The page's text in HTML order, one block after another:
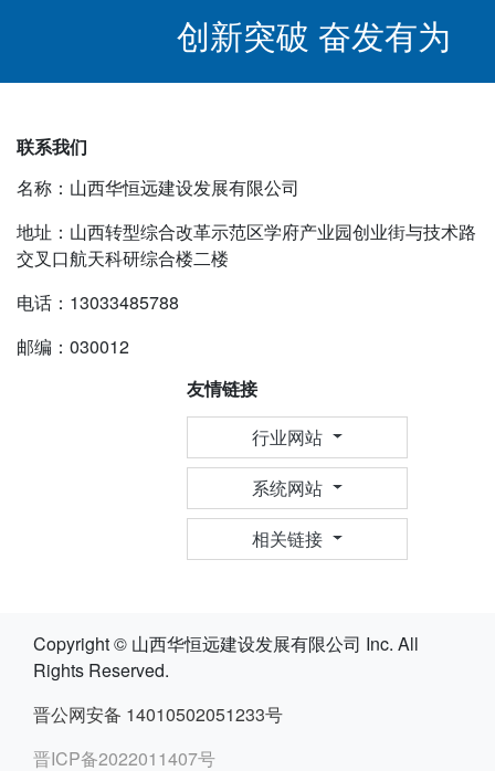
创新突破 奋发有为
联系我们
名称：山西华恒远建设发展有限公司
地址：山西转型综合改革示范区学府产业园创业街与技术路
交叉口航天科研综合楼二楼
电话：13033485788
邮编：030012
友情链接
行业网站
系统网站
相关链接
Copyright © 山西华恒远建设发展有限公司 Inc. All
Rights Reserved.
晋公网安备 14010502051233号
晋ICP备2022011407号